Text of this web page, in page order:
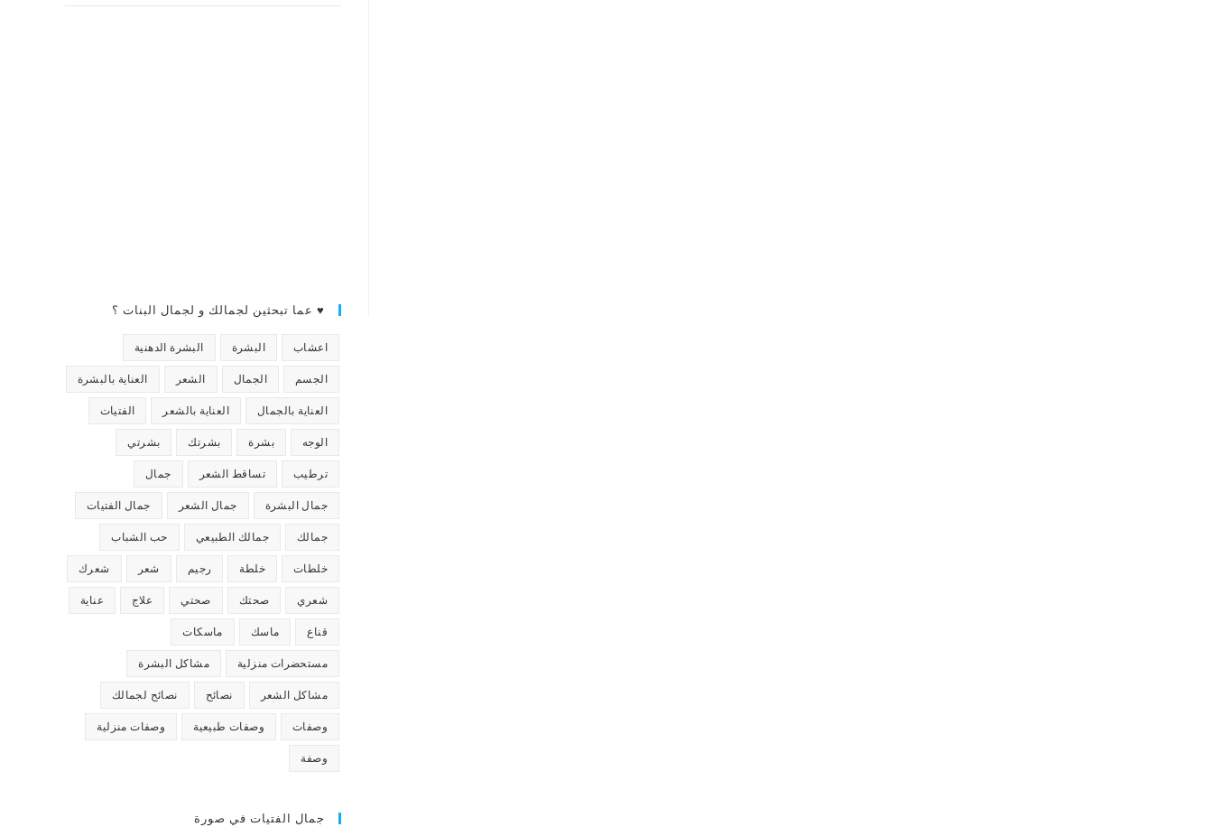
♥ عما تبحثين لجمالك و لجمال البنات ؟
اعشاب البشرة البشرة الدهنية
الجسم الجمال الشعر العناية بالبشرة
العناية بالجمال العناية بالشعر الفتيات
الوجه بشرة بشرتك بشرتي
ترطيب تساقط الشعر جمال
جمال البشرة جمال الشعر جمال الفتيات
جمالك جمالك الطبيعي حب الشباب
خلطات خلطة رجيم شعر شعرك
شعري صحتك صحتي علاج عناية
قناع ماسك ماسكات
مستحضرات منزلية مشاكل البشرة
مشاكل الشعر نصائح نصائح لجمالك
وصفات وصفات طبيعية وصفات منزلية
وصفة
جمال الفتيات في صورة